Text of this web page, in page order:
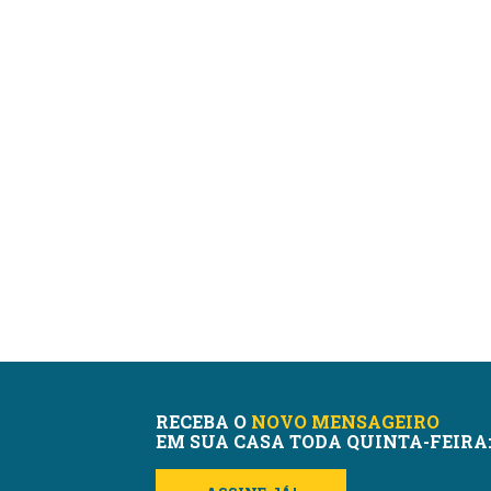
RECEBA O NOVO MENSAGEIRO
EM SUA CASA TODA QUINTA-FEIRA: